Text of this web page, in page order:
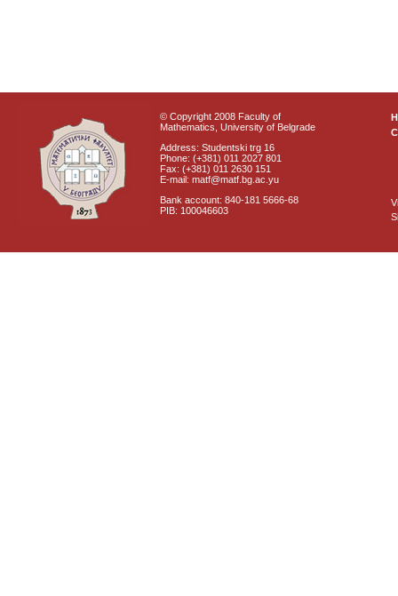
© Copyright 2008 Faculty of
Mathematics, University of Belgrade
Address: Studentski trg 16
Phone: (+381) 011 2027 801
Fax: (+381) 011 2630 151
E-mail: matf@matf.bg.ac.yu
Bank account: 840-181 5666-68
PIB: 100046603